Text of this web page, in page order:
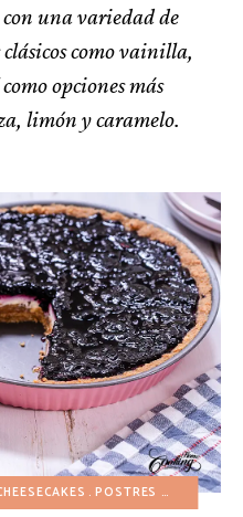
una variedad de
como vainilla,
opciones más
limón y caramelo.
POSTRES DE FRUTAS